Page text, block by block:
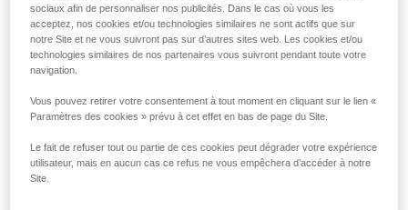
Exemple d'utilisation en retenue :
Dans le cas de deux ou trois personnes connectées avec
des longes de retenue sur une terrasse bien délimitée, à
l’abri de tout risque de chute, un seul GRILLON installé en
sociaux afin de personnaliser nos publicités. Dans le cas où vous les
acceptez, nos cookies et/ou technologies similaires ne sont actifs que sur
notre Site et ne vous suivront pas sur d’autres sites web. Les cookies et/ou
technologies similaires de nos partenaires vous suivront pendant toute votre
navigation.
Vous pouvez retirer votre consentement à tout moment en cliquant sur le lien «
Paramètres des cookies » prévu à cet effet en bas de page du Site.
Le fait de refuser tout ou partie de ces cookies peut dégrader votre expérience
utilisateur, mais en aucun cas ce refus ne vous empêchera d’accéder à notre
Site.